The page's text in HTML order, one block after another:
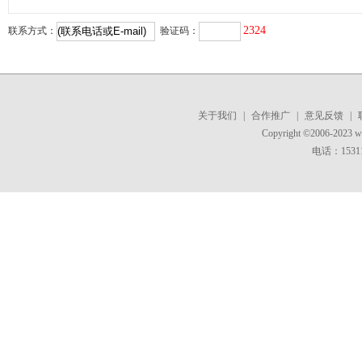
联系方式： 验证码： 2324
关于我们 合作推广 意见反馈
Copyright ©2006-2023
电话：